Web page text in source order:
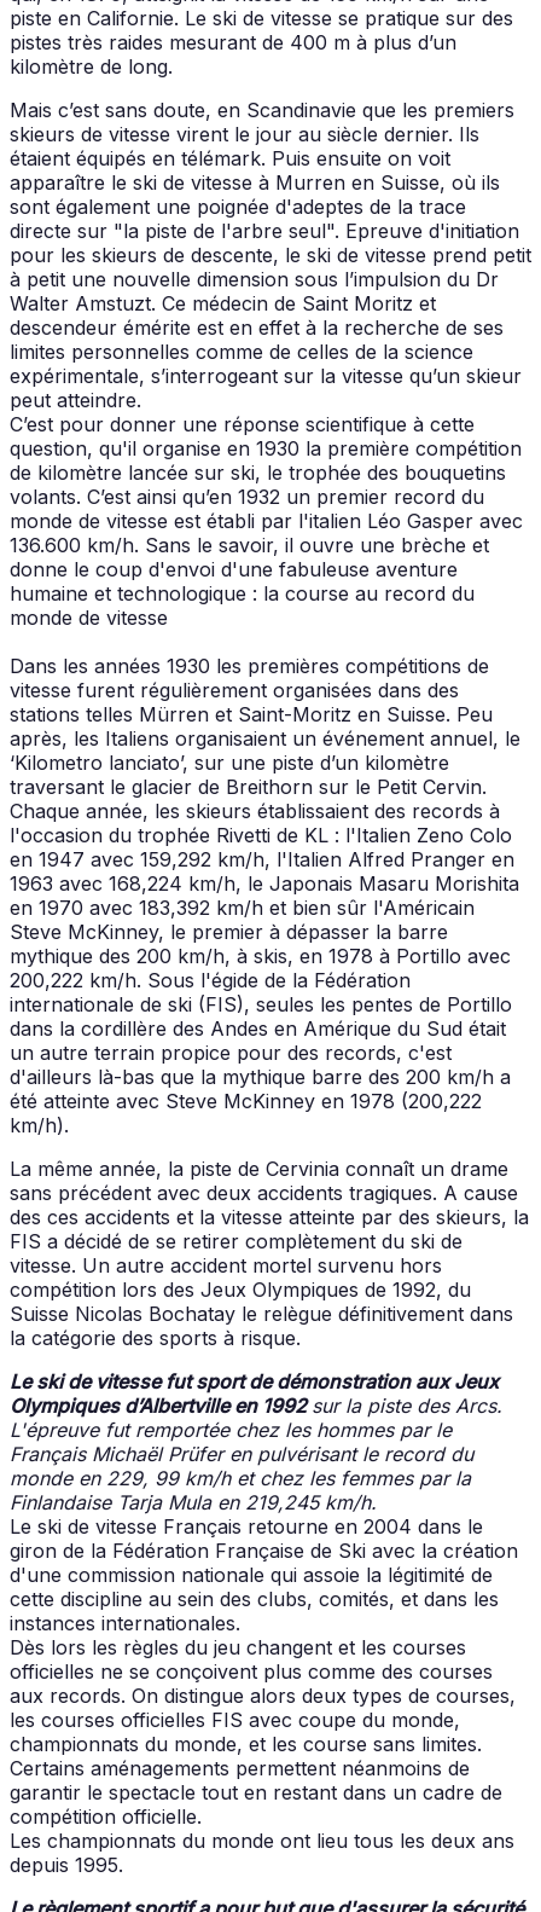
piste en Californie. Le ski de vitesse se pratique sur des
pistes très raides mesurant de 400 m à plus d’un
kilomètre de long.
Mais c’est sans doute, en Scandinavie que les premiers
skieurs de vitesse virent le jour au siècle dernier. Ils
étaient équipés en télémark. Puis ensuite on voit
apparaître le ski de vitesse à Murren en Suisse, où ils
sont également une poignée d'adeptes de la trace
directe sur "la piste de l'arbre seul". Epreuve d'initiation
pour les skieurs de descente, le ski de vitesse prend petit
à petit une nouvelle dimension sous l’impulsion du Dr
Walter Amstuzt. Ce médecin de Saint Moritz et
descendeur émérite est en effet à la recherche de ses
limites personnelles comme de celles de la science
expérimentale, s’interrogeant sur la vitesse qu’un skieur
peut atteindre.
C’est pour donner une réponse scientifique à cette
question, qu'il organise en 1930 la première compétition
de kilomètre lancée sur ski, le trophée des bouquetins
volants. C’est ainsi qu’en 1932 un premier record du
monde de vitesse est établi par l'italien Léo Gasper avec
136.600 km/h. Sans le savoir, il ouvre une brèche et
donne le coup d'envoi d'une fabuleuse aventure
humaine et technologique : la course au record du
monde de vitesse
Dans les années 1930 les premières compétitions de
vitesse furent régulièrement organisées dans des
stations telles Mürren et Saint-Moritz en Suisse. Peu
après, les Italiens organisaient un événement annuel, le
‘Kilometro lanciato’, sur une piste d’un kilomètre
traversant le glacier de Breithorn sur le Petit Cervin.
Chaque année, les skieurs établissaient des records à
l'occasion du trophée Rivetti de KL : l'Italien Zeno Colo
en 1947 avec 159,292 km/h, l'Italien Alfred Pranger en
1963 avec 168,224 km/h, le Japonais Masaru Morishita
en 1970 avec 183,392 km/h et bien sûr l'Américain
Steve McKinney, le premier à dépasser la barre
mythique des 200 km/h, à skis, en 1978 à Portillo avec
200,222 km/h. Sous l'égide de la Fédération
internationale de ski (FIS), seules les pentes de Portillo
dans la cordillère des Andes en Amérique du Sud était
un autre terrain propice pour des records, c'est
d'ailleurs là-bas que la mythique barre des 200 km/h a
été atteinte avec Steve McKinney en 1978 (200,222
km/h).
La même année, la piste de Cervinia connaît un drame
sans précédent avec deux accidents tragiques. A cause
des ces accidents et la vitesse atteinte par des skieurs, la
FIS a décidé de se retirer complètement du ski de
vitesse. Un autre accident mortel survenu hors
compétition lors des Jeux Olympiques de 1992, du
Suisse Nicolas Bochatay le relègue définitivement dans
la catégorie des sports à risque.
Le ski de vitesse fut sport de démonstration aux Jeux
Olympiques d’Albertville en 1992sur la piste des Arcs.
L'épreuve fut remportée chez les hommes par le
Français Michaël Prüfer en pulvérisant le record du
monde en 229, 99 km/h et chez les femmes par la
Finlandaise Tarja Mula en 219,245 km/h.
Le ski de vitesse Français retourne en 2004 dans le
giron de la Fédération Française de Ski avec la création
d'une commission nationale qui assoie la légitimité de
cette discipline au sein des clubs, comités, et dans les
instances internationales.
Dès lors les règles du jeu changent et les courses
officielles ne se conçoivent plus comme des courses
aux records. On distingue alors deux types de courses,
les courses officielles FIS avec coupe du monde,
championnats du monde, et les course sans limites.
Certains aménagements permettent néanmoins de
garantir le spectacle tout en restant dans un cadre de
compétition officielle.
Les championnats du monde ont lieu tous les deux ans
depuis 1995.